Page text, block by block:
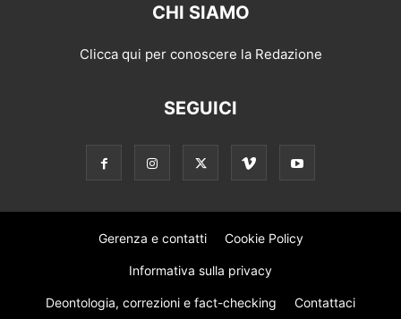
CHI SIAMO
Clicca qui per conoscere la Redazione
SEGUICI
Gerenza e contatti Cookie Policy
Informativa sulla privacy
Deontologia, correzioni e fact-checking Contattaci